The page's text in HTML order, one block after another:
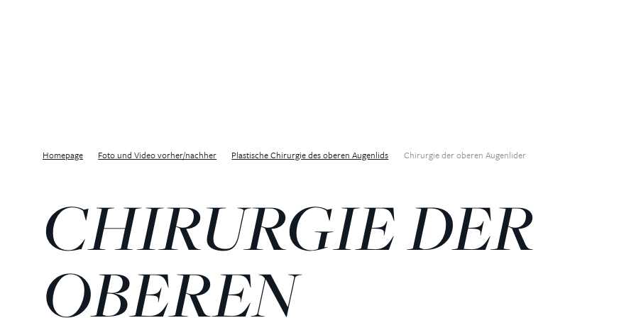
Homepage Foto und Video vorher/nachher Plastische Chirurgie des oberen Augenlids Chirurgie der oberen Augenlider
CHIRURGIE DER
OBEREN